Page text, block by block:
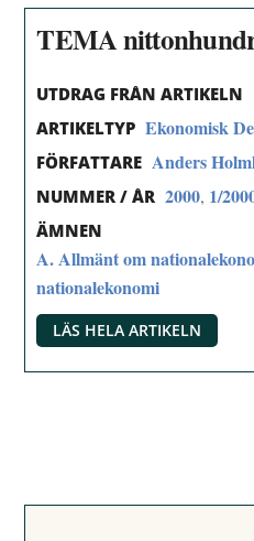
TEMA
UTDRAG FRÅN ARTIKELN
ARTIKELTYP Ekonomisk
FÖRFATTARE Anders
NUMMER / ÅR 2000, 1/
ÄMNEN
A. Allmänt om
nationalekonomi
LÄS HELA ARTIKELN